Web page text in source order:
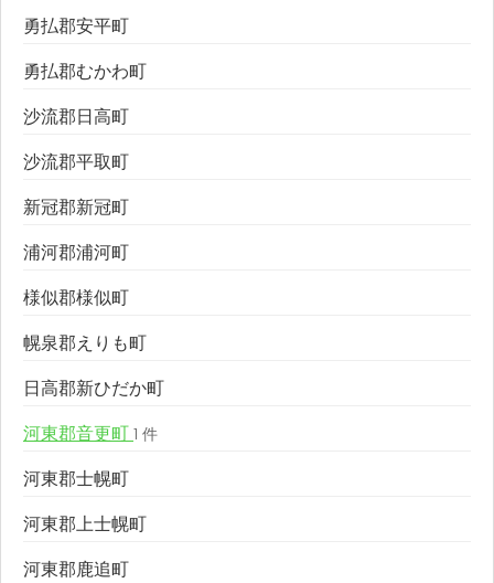
勇払郡安平町
勇払郡むかわ町
沙流郡日高町
沙流郡平取町
新冠郡新冠町
浦河郡浦河町
様似郡様似町
幌泉郡えりも町
日高郡新ひだか町
河東郡音更町 1 件
河東郡士幌町
河東郡上士幌町
河東郡鹿追町